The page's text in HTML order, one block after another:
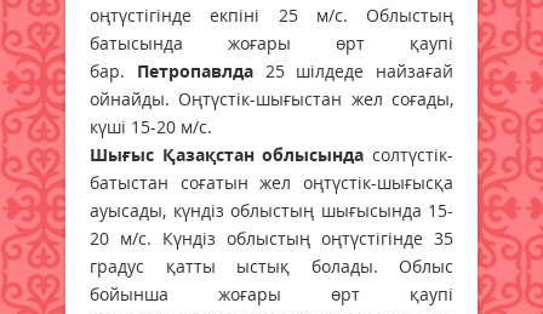
оңтүстігінде екпіні 25 м/с. Облыстың
батысында жоғары өрт қаупі
бар. Петропавлда25 шілдеде найзағай
ойнайды. Оңтүстік-шығыстан жел соғады,
күші 15-20 м/с.
Шығыс Қазақстан облысында солтүстік-
батыстан соғатын жел оңтүстік-шығысқа
ауысады, күндіз облыстың шығысында 15-
20 м/с. Күндіз облыстың оңтүстігінде 35
градус қатты ыстық болады. Облыс
бойынша жоғары өрт қаупі